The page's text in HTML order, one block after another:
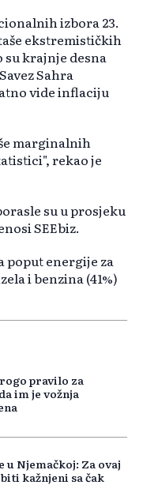
izbora 23.
ekstremističkih
su krajnje desna
Sahra
vide inflaciju
marginalnih
rekao je
su u prosjeku
SEEbiz.
poput energije za
i benzina (41%)
pravilo za
im je vožnja
u Njemačkoj: Za ovaj
kažnjeni sa čak